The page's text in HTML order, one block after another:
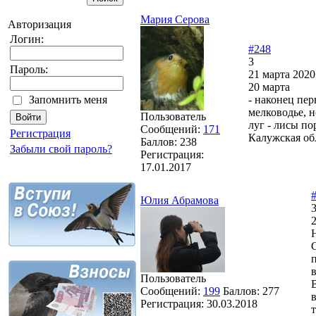
Авторизация
Логин:
Пароль:
Запомнить меня
Регистрация
Забыли свой пароль?
Мария Серова
Пользователь
Сообщений: 171
Баллов: 238
Регистрация:
17.01.2017
#248
3
21 марта
20 марта
- наконец
мелководье,
луг - лисы
Калужская
Юлия Абрамова
Пользователь
Сообщений: 199 Баллов: 277
Регистрация: 30.03.2018
3